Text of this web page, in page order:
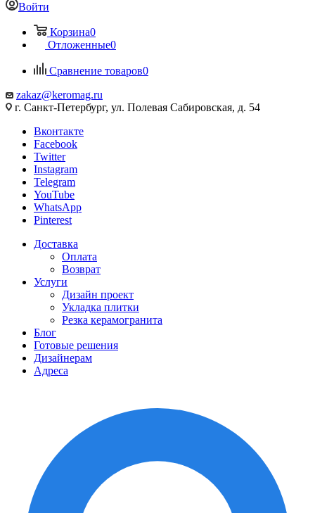
Войти
Корзина0
Отложенные0
Сравнение товаров0
zakaz@keromag.ru
г. Санкт-Петербург, ул. Полевая Сабировская, д. 54
Вконтакте
Facebook
Twitter
Instagram
Telegram
YouTube
WhatsApp
Pinterest
Доставка
Оплата
Возврат
Услуги
Дизайн проект
Укладка плитки
Резка керамогранита
Блог
Готовые решения
Дизайнерам
Адреса